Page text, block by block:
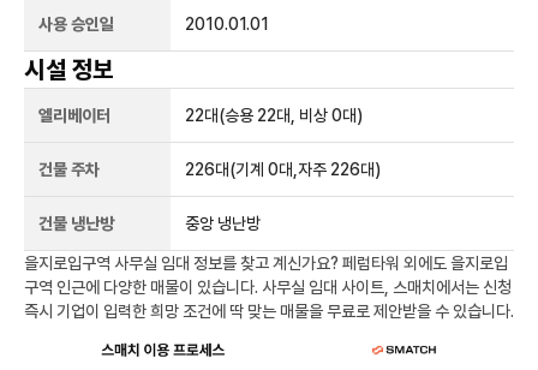
사용 승인일 2010.01.01
시설 정보
엘리베이터 22대(승용 22대, 비상 0대)
건물 주차 226대(기계 0대,자주 226대)
건물 냉난방 중앙 냉난방
을지로입구역 사무실 임대 정보를 찾고 계신가요? 페럼타워 외에도 을지로입
구역 인근에 다양한 매물이 있습니다. 사무실 임대 사이트, 스매치에서는 신청
즉시 기업이 입력한 희망 조건에 딱 맞는 매물을 무료로 제안받을 수 있습니다.